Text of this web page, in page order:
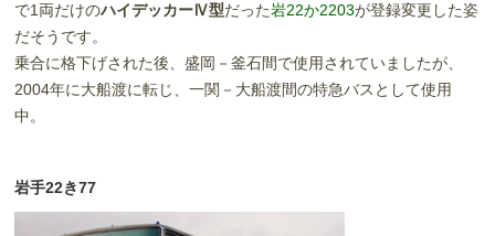
で1両だけのハイデッカーⅣ型だった岩22か2203が登録変更した姿
だそうです。
乗合に格下げされた後、盛岡－釜石間で使用されていましたが、
2004年に大船渡に転じ、一関－大船渡間の特急バスとして使用
中。
岩手22き77